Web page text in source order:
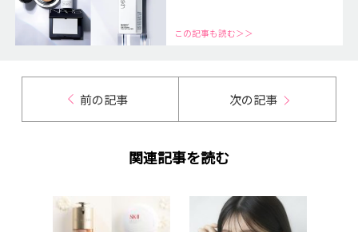
この記事も読む＞＞
前の記事 次の記事
関連記事を読む